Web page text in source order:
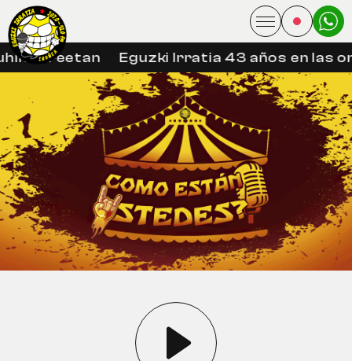
libreetan Eguzki Irratia 43 años en las